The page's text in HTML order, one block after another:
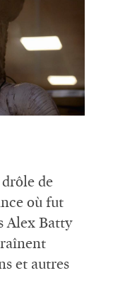
de
où fut
Alex Batty
et autres